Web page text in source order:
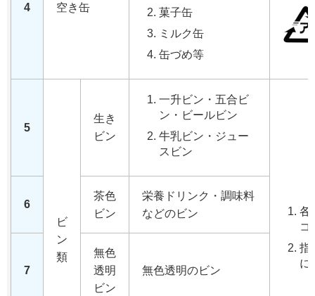
4 空き缶
菓子缶
ミルク缶
缶づめ等
5
ビ
ン
類
生き
ビン
一升ビン・五合ビ
ン・ビールビン
牛乳ビン・ジュー
スビン
各
コ
指
に
6
茶色
ビン
栄養ドリンク・調味料
などのビン
7
無色
透明
ビン
無色透明のビン